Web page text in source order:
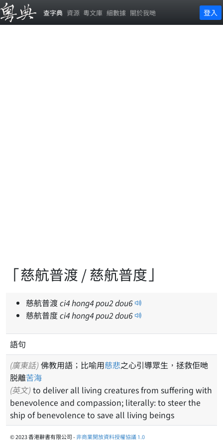
查字典 資源 粵文庫 細數據 關於我哋 登入
「慈航普渡 / 慈航普度」
慈航普渡ci4hong4pou2dou6
慈航普度ci4hong4pou2dou6
語句
(廣東話) 佛教用語；比喻用慈悲之心引導眾生，拯救佢哋
脱離苦海
(英文) to deliver all living creatures from suffering with
benevolence and compassion; literally: to steer the
ship of benevolence to save all living beings
© 2023 香港辭書有限公司 -非商業開放資料授權協議 1.0